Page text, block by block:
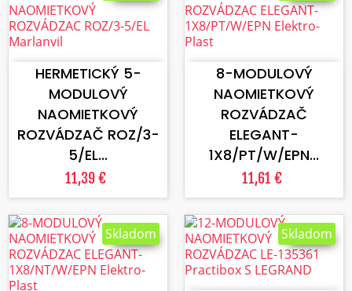
VLOŽIŤ DO KOŠÍKA
HERMETICKÝ 5-
MODULOVÝ
NAOMIETKOVÝ
ROZVÁDZAČ ROZ/3-
5/EL...
11,39 €
8-MODULOVÝ
NAOMIETKOVÝ
ROZVÁDZAČ
ELEGANT-
1X8/PT/W/EPN...
11,61 €
Skladom
VLOŽIŤ DO KOŠÍKA
Skladom